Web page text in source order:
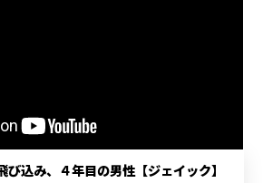
込み、４年目の男性【ジェイック】